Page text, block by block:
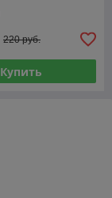
220 руб.
Купить